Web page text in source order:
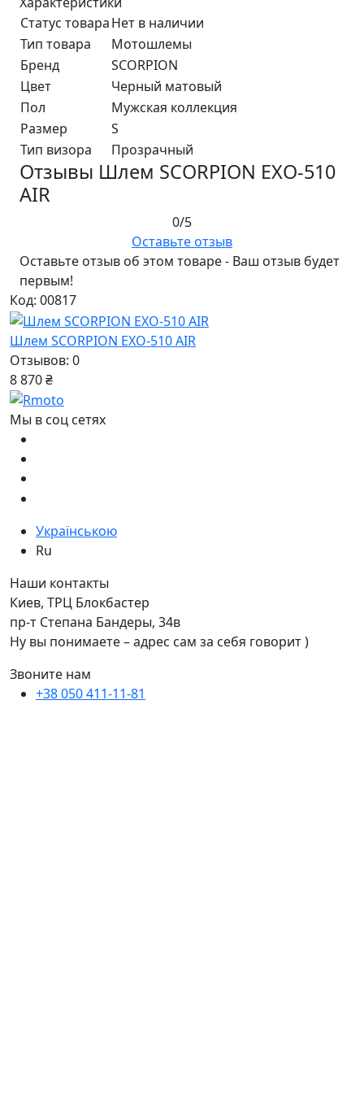
Статус товараНет в наличии
Тип товара
Мотошлемы
Бренд
SCORPION
Цвет
Черный матовый
Пол
Мужская коллекция
Размер
S
Тип визора
Прозрачный
Отзывы Шлем SCORPION EXO-510
AIR
0/5
Оставьте отзыв
Оставьте отзыв об этом товаре - Ваш отзыв будет
первым!
Код: 00817
Шлем SCORPION EXO-510 AIR
Отзывов: 0
8 870 ₴
Мы в соц сетях
Українською
Ru
Наши контакты
Киев, ТРЦ Блокбастер
пр-т Степана Бандеры, 34в
Ну вы понимаете – адрес сам за себя говорит )
Звоните нам
+38 050 411-11-81